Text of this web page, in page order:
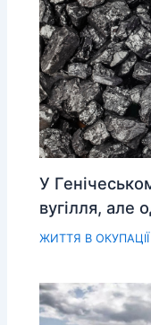
У
вугілля, але
ЖИТТЯ В ОКУПАЦІЇ